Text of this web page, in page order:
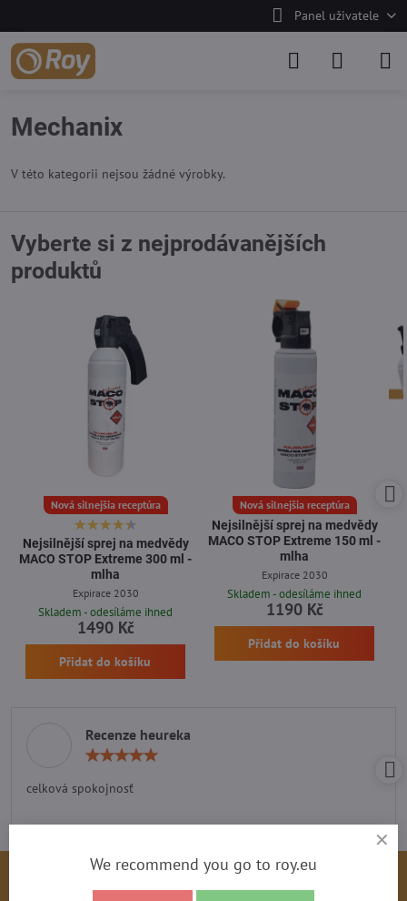
Panel uživatele
Mechanix
V této kategorii nejsou žádné výrobky.
Vyberte si z nejprodávanějších
produktů
Nová silnejšia receptúra
Nejsilnější sprej na medvědy
MACO STOP Extreme 300 ml -
mlha
Expirace 2030
Skladem - odesíláme ihned
1490 Kč
Přidat do košíku
Nová silnejšia receptúra
Nejsilnější sprej na medvědy
MACO STOP Extreme 150 ml -
mlha
Expirace 2030
Skladem - odesíláme ihned
1190 Kč
Přidat do košíku
Recenze heureka
celková spokojnosť
We recommend you go to roy.eu